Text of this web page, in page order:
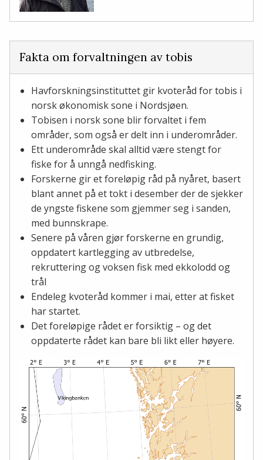
Fakta om forvaltningen av tobis
Havforskningsinstituttet gir kvoteråd for tobis i
norsk økonomisk sone i Nordsjøen.
Tobisen i norsk sone blir forvaltet i fem
områder, som også er delt inn i underområder.
Ett underområde skal alltid være stengt for
fiske for å unngå nedfisking.
Forskerne gir et foreløpig råd på nyåret, basert
blant annet på et tokt i desember der de sjekker
de yngste fiskene som gjemmer seg i sanden,
med bunnskrape.
Senere på våren gjør forskerne en grundig,
oppdatert kartlegging av utbredelse,
rekruttering og voksen fisk med ekkolodd og
trål
Endeleg kvoteråd kommer i mai, etter at fisket
har startet.
Det foreløpige rådet er forsiktig – og det
oppdaterte rådet kan bare bli likt eller høyere.